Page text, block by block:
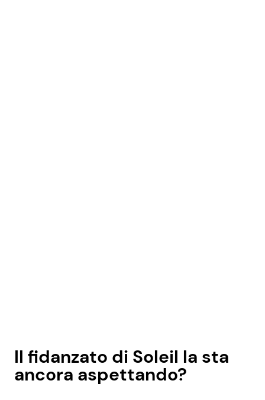
Il fidanzato di Soleil la sta
ancora aspettando?